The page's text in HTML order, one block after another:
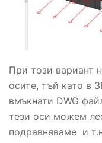
При този вариант
осите, тъй като в
вмъкнати DWG
тези оси можем
подравняваме и